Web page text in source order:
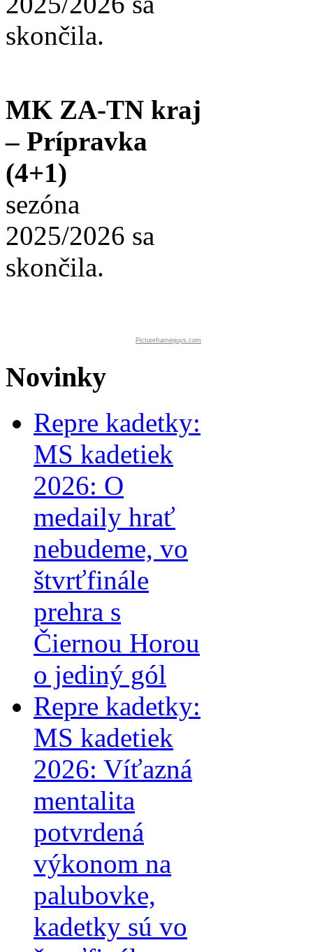
skončila.
MK ZA-TN kraj
– Prípravka
(4+1)
sezóna
2025/2026 sa
skončila.
Pictureframeguys.com
Novinky
Repre kadetky:
MS kadetiek
2026: O
medaily hrať
nebudeme, vo
štvrťfinále
prehra s
Čiernou Horou
o jediný gól
Repre kadetky:
MS kadetiek
2026: Víťazná
mentalita
potvrdená
výkonom na
palubovke,
kadetky sú vo